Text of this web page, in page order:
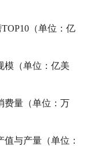
（单位：亿
模（单位：亿美
费量（单位：万
值与产量（单位：